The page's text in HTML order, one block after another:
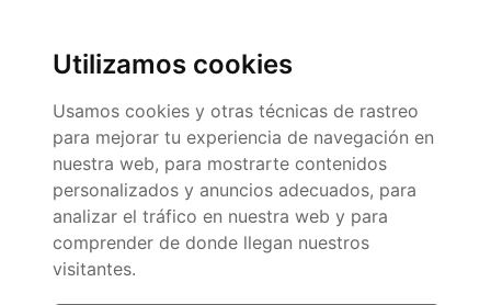
Utilizamos cookies
Usamos cookies y otras técnicas de rastreo
para mejorar tu experiencia de navegación en
nuestra web, para mostrarte contenidos
personalizados y anuncios adecuados, para
analizar el tráfico en nuestra web y para
comprender de donde llegan nuestros
visitantes.
© 2026